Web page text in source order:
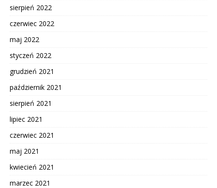
sierpień 2022
czerwiec 2022
maj 2022
styczeń 2022
grudzień 2021
październik 2021
sierpień 2021
lipiec 2021
czerwiec 2021
maj 2021
kwiecień 2021
marzec 2021